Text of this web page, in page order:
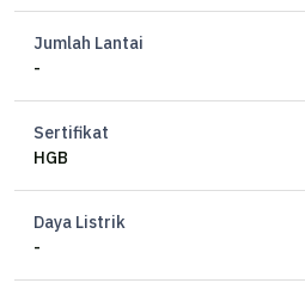
Jumlah Lantai
-
Sertifikat
HGB
Daya Listrik
-